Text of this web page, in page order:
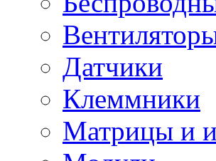
Датчики
Клеммники
Матрицы и